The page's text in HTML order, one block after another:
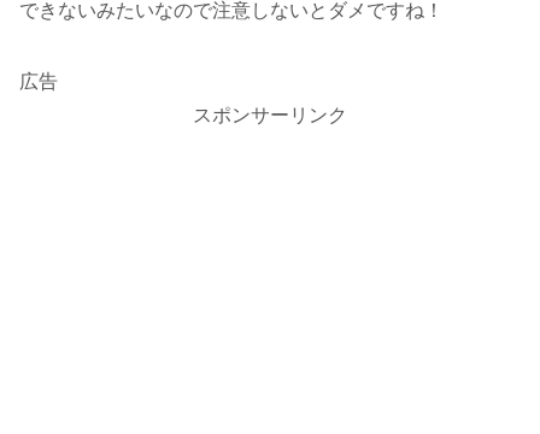
できないみたいなので注意しないとダメですね！
広告
スポンサーリンク